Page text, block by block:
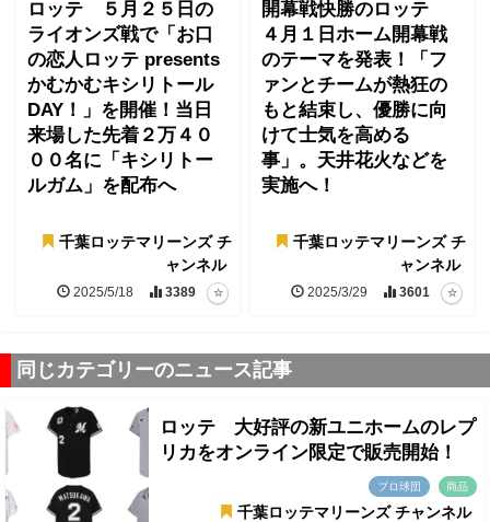
ロッテ ５月２５日の
ライオンズ戦で「お口
の恋人ロッテ presents
かむかむキシリトール
DAY！」を開催！当日
来場した先着２万４０
００名に「キシリトー
ルガム」を配布へ
千葉ロッテマリーンズ チ
ャンネル
2025/5/18 3389
開幕戦快勝のロッテ
４月１日ホーム開幕戦
のテーマを発表！「フ
ァンとチームが熱狂の
もと結束し、優勝に向
けて士気を高める
事」。天井花火などを
実施へ！
千葉ロッテマリーンズ チ
ャンネル
2025/3/29 3601
同じカテゴリーのニュース記事
ロッテ 大好評の新ユニホームのレプ
リカをオンライン限定で販売開始！
プロ球団 商品
千葉ロッテマリーンズ チャンネル